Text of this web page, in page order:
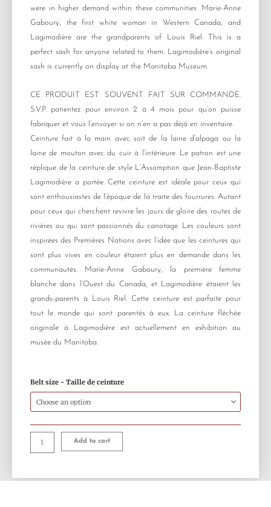
were in higher demand within these communities. Marie-Anne
Gaboury, the first white woman in Western Canada, and
Lagimodière are the grandparents of Louis Riel. This is a
perfect sash for anyone related to them. Lagimodière’s original
sash is currently on display at the Manitoba Museum.
CE PRODUIT EST SOUVENT FAIT SUR COMMANDE.
S.V.P. patientez pour environ 2 à 4 mois pour qu’on puisse
fabriquer et vous l’envoyer si on n’en a pas déjà en inventaire.
Ceinture fait à la main avec soit de la laine d’alpaga ou la
laine de mouton avec du cuir à l’intérieure. Le patron est une
réplique de la ceinture de style L’Assomption que Jean-Baptiste
Lagimodière a portée. Cette ceinture est idéale pour ceux qui
sont enthousiastes de l’époque de la traite des fourrures. Autant
pour ceux qui cherchent revivre les jours de gloire des routes de
rivières ou qui sont passionnés du canotage. Les couleurs sont
inspirées des Premières Nations avec l’idée que les ceintures qui
sont plus vives en couleur étaient plus en demande dans les
communautés. Marie-Anne Gaboury, la première femme
blanche dans l’Ouest du Canada, et Lagimodière étaient les
grands-parents à Louis Riel. Cette ceinture est parfaite pour
tout le monde qui sont parentés à eux. La ceinture fléchée
originale à Lagimodière est actuellement en exhibition au
musée du Manitoba.
Belt size - Taille de ceinture
Wool
Belt
Jean-
Lagimodière
Ceinture
En
quantity
Add to cart